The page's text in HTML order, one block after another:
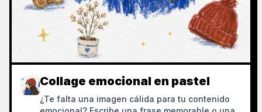
Collage emocional en pastel
¿Te falta una imagen cálida para tu contenido